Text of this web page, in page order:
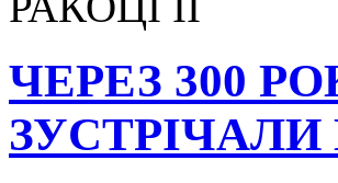
ЧЕРЕЗ 300
ЗУСТРІЧАЛИ